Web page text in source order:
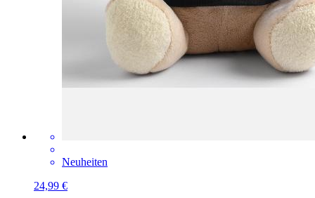
Neuheiten
24,99 €